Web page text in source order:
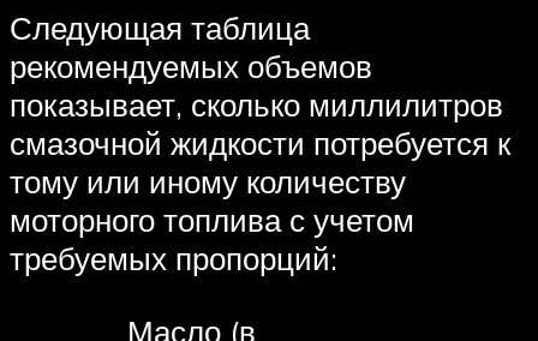
Следующая таблица
рекомендуемых объемов
показывает, сколько миллилитров
смазочной жидкости потребуется к
тому или иному количеству
моторного топлива с учетом
требуемых пропорций:
Масло (в